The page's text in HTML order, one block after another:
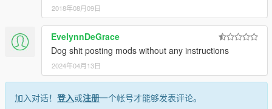
2018年08月09日
EvelynnDeGrace
Dog shit posting mods without any instructions
2024年04月13日
加入对话！ 登入或注册一个帐号才能够发表评论。